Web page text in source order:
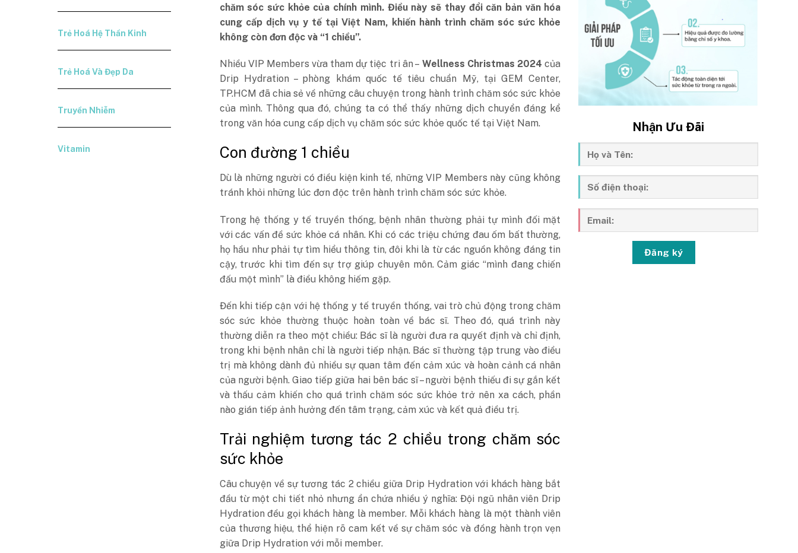
Trẻ Hoá Hệ Thần Kinh
Trẻ Hoá Và Đẹp Da
Truyền Nhiễm
Vitamin
chăm sóc sức khỏe của chính mình. Điều này sẽ thay đổi căn bản văn hóa
cung cấp dịch vụ y tế tại Việt Nam, khiến hành trình chăm sóc sức khỏe
không còn đơn độc và “1 chiều”.
Nhiều VIP Members vừa tham dự tiệc tri ân – Wellness Christmas 2024 của
Drip Hydration – phòng khám quốc tế tiêu chuẩn Mỹ, tại GEM Center,
TP.HCM đã chia sẻ về những câu chuyện trong hành trình chăm sóc sức khỏe
của mình. Thông qua đó, chúng ta có thể thấy những dịch chuyển đáng kể
trong văn hóa cung cấp dịch vụ chăm sóc sức khỏe quốc tế tại Việt Nam.
Con đường 1 chiều
Dù là những người có điều kiện kinh tế, những VIP Members này cũng không
tránh khỏi những lúc đơn độc trên hành trình chăm sóc sức khỏe.
Trong hệ thống y tế truyền thống, bệnh nhân thường phải tự mình đối mặt
với các vấn đề sức khỏe cá nhân. Khi có các triệu chứng đau ốm bất thường,
họ hầu như phải tự tìm hiểu thông tin, đôi khi là từ các nguồn không đáng tin
cậy, trước khi tìm đến sự trợ giúp chuyên môn. Cảm giác “mình đang chiến
đấu một mình” là điều không hiếm gặp.
Đến khi tiếp cận với hệ thống y tế truyền thống, vai trò chủ động trong chăm
sóc sức khỏe thường thuộc hoàn toàn về bác sĩ. Theo đó, quá trình này
thường diễn ra theo một chiều: Bác sĩ là người đưa ra quyết định và chỉ định,
trong khi bệnh nhân chỉ là người tiếp nhận. Bác sĩ thường tập trung vào điều
trị mà không dành đủ nhiều sự quan tâm đến cảm xúc và hoàn cảnh cá nhân
của người bệnh. Giao tiếp giữa hai bên bác sĩ – người bệnh thiếu đi sự gắn kết
và thấu cảm khiến cho quá trình chăm sóc sức khỏe trở nên xa cách, phần
nào gián tiếp ảnh hưởng đến tâm trạng, cảm xúc và kết quả điều trị.
Trải nghiệm tương tác 2 chiều trong chăm sóc
sức khỏe
Câu chuyện về sự tương tác 2 chiều giữa Drip Hydration với khách hàng bắt
đầu từ một chi tiết nhỏ nhưng ẩn chứa nhiều ý nghĩa: Đội ngũ nhân viên Drip
Hydration đều gọi khách hàng là member. Mỗi khách hàng là một thành viên
của thương hiệu, thể hiện rõ cam kết về sự chăm sóc và đồng hành trọn vẹn
giữa Drip Hydration với mỗi member.
Nhận Ưu Đãi
Đăng ký